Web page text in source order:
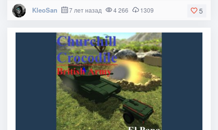
5
KleoSan 7 лет назад 4 266 1309